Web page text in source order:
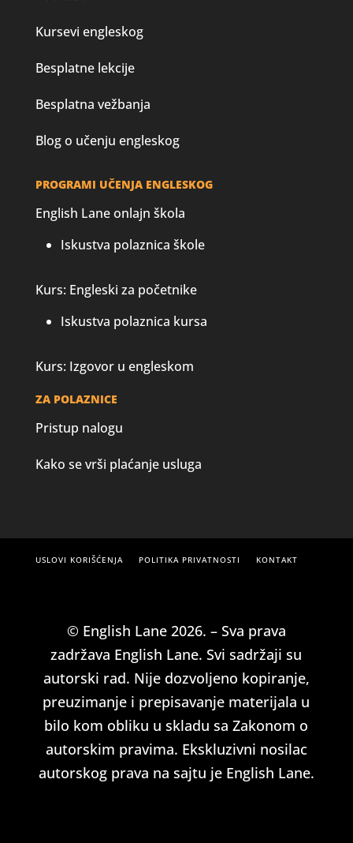
Kursevi engleskog
Besplatne lekcije
Besplatna vežbanja
Blog o učenju engleskog
PROGRAMI UČENJA ENGLESKOG
English Lane onlajn škola
Iskustva polaznica škole
Kurs: Engleski za početnike
Iskustva polaznica kursa
Kurs: Izgovor u engleskom
ZA POLAZNICE
Pristup nalogu
Kako se vrši plaćanje usluga
USLOVI KORIŠĆENJA POLITIKA PRIVATNOSTI KONTAKT
© English Lane 2026. – Sva prava
zadržava English Lane. Svi sadržaji su
autorski rad. Nije dozvoljeno kopiranje,
preuzimanje i prepisavanje materijala u
bilo kom obliku u skladu sa Zakonom o
autorskim pravima. Ekskluzivni nosilac
autorskog prava na sajtu je English Lane.